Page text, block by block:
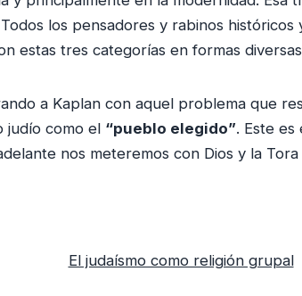
Todos los pensadores y rabinos
estas tres categorías en formas
a Kaplan con aquel problema que
judío como el “pueblo elegido”. Este es
nos meteremos con Dios y la Tora
El judaísmo como religión grupal